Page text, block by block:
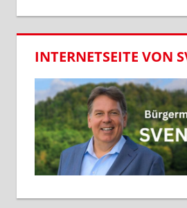
INTERNETSEITE VON